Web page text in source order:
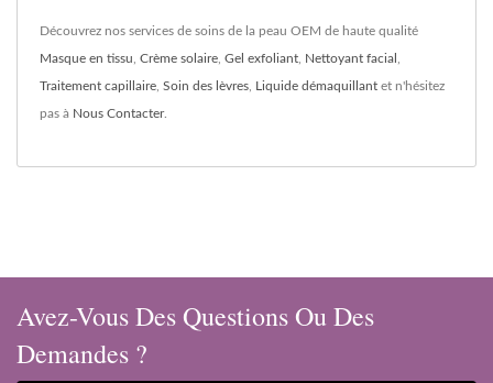
Découvrez nos services de soins de la peau OEM de haute qualité
Masque en tissu, Crème solaire, Gel exfoliant, Nettoyant facial ,
Traitement capillaire, Soin des lèvres, Liquide démaquillant et n'hésitez
pas à Nous Contacter.
Avez-Vous Des Questions Ou Des
Demandes ?